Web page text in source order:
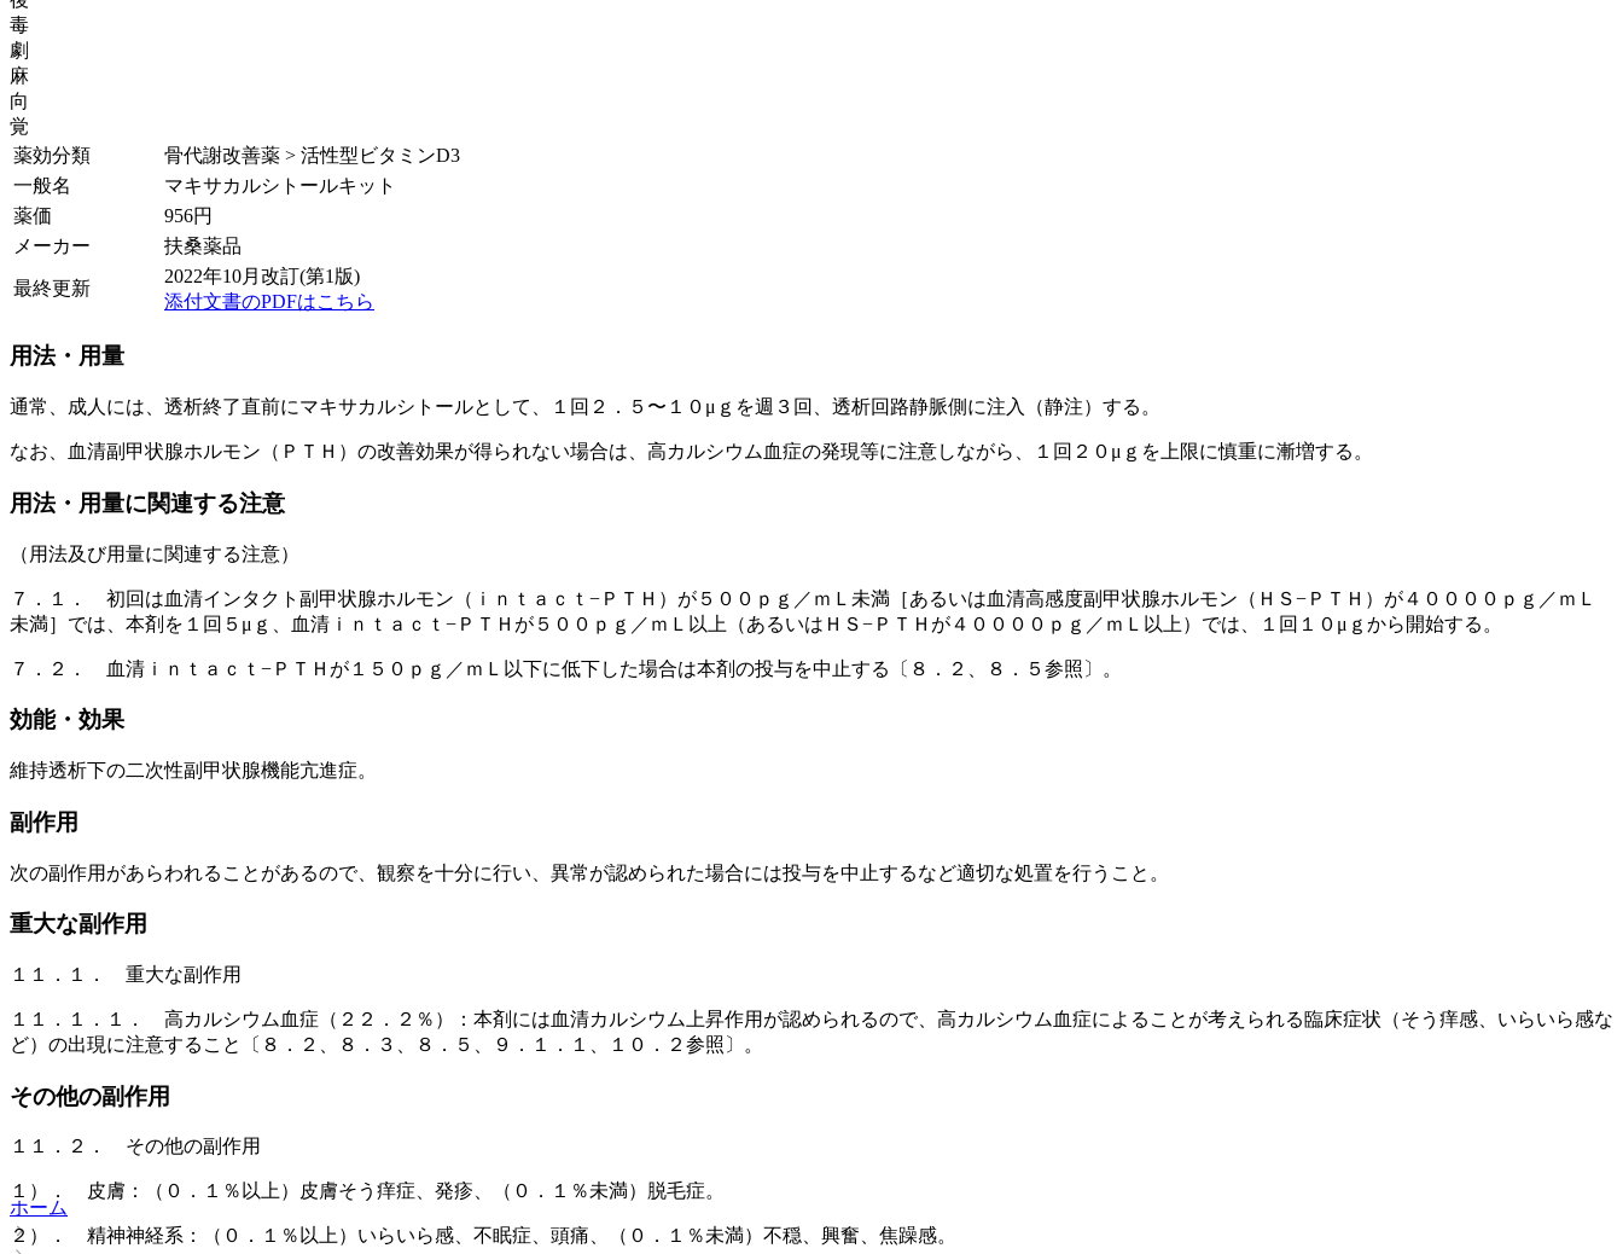
毒
劇
麻
向
覚
薬効分類
骨代謝改善薬 > 活性型ビタミンD3
一般名
マキサカルシトールキット
薬価
956円
メーカー
扶桑薬品
最終更新
2022年10月改訂(第1版)
添付文書のPDFはこちら
用法・用量
通常、成人には、透析終了直前にマキサカルシトールとして、１回２．５〜１０μｇを週３回、透析回路静脈側に注入（静注）する。
なお、血清副甲状腺ホルモン（ＰＴＨ）の改善効果が得られない場合は、高カルシウム血症の発現等に注意しながら、１回２０μｇを上限に慎重に漸増する。
用法・用量に関連する注意
（用法及び用量に関連する注意）
７．１． 初回は血清インタクト副甲状腺ホルモン（ｉｎｔａｃｔ−ＰＴＨ）が５００ｐｇ／ｍＬ未満［あるいは血清高感度副甲状腺ホルモン（ＨＳ−ＰＴＨ）が４００００ｐｇ／ｍＬ
未満］では、本剤を１回５μｇ、血清ｉｎｔａｃｔ−ＰＴＨが５００ｐｇ／ｍＬ以上（あるいはＨＳ−ＰＴＨが４００００ｐｇ／ｍＬ以上）では、１回１０μｇから開始する。
７．２． 血清ｉｎｔａｃｔ−ＰＴＨが１５０ｐｇ／ｍＬ以下に低下した場合は本剤の投与を中止する〔８．２、８．５参照〕。
効能・効果
維持透析下の二次性副甲状腺機能亢進症。
副作用
次の副作用があらわれることがあるので、観察を十分に行い、異常が認められた場合には投与を中止するなど適切な処置を行うこと。
重大な副作用
１１．１． 重大な副作用
１１．１．１． 高カルシウム血症（２２．２％）：本剤には血清カルシウム上昇作用が認められるので、高カルシウム血症によることが考えられる臨床症状（そう痒感、いらいら感な
ど）の出現に注意すること〔８．２、８．３、８．５、９．１．１、１０．２参照〕。
その他の副作用
１１．２． その他の副作用
１）． 皮膚：（０．１％以上）皮膚そう痒症、発疹、（０．１％未満）脱毛症。
２）． 精神神経系：（０．１％以上）いらいら感、不眠症、頭痛、（０．１％未満）不穏、興奮、焦躁感。
ホーム